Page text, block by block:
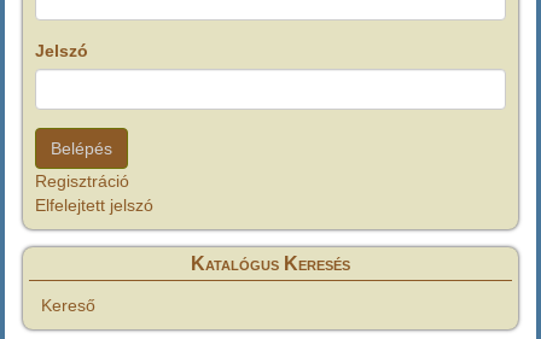
Jelszó
Regisztráció
Elfelejtett jelszó
Katalógus Keresés
Kereső